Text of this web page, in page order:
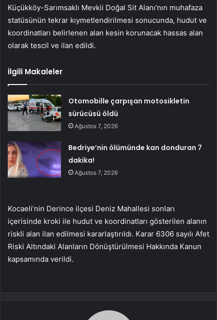
Küçükköy-Sarımsaklı Mevkii Doğal Sit Alanı’nın muhafaza
statüsünün tekrar kıymetlendirilmesi sonucunda, hudut ve
koordinatları belirlenen alan kesin korunacak hassas alan
olarak tescil ve ilan edildi.
İlgili Makaleler
Otomobille çarpışan motosikletin
sürücüsü öldü
Ağustos 7, 2026
Bedriye’nin ölümünde kan donduran 7
dakika!
Ağustos 7, 2026
Kocaeli’nin Derince ilçesi Deniz Mahallesi sonları
içerisinde kroki ile hudut ve koordinatları gösterilen alanın
riskli alan ilan edilmesi kararlaştırıldı. Karar 6306 sayılı Afet
Riski Altındaki Alanların Dönüştürülmesi Hakkında Kanun
kapsamında verildi.